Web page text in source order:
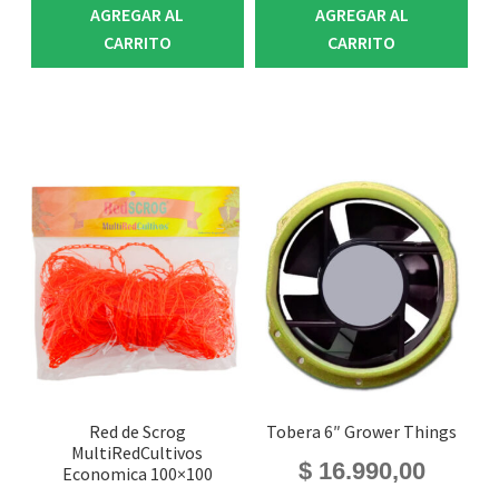
AGREGAR AL
CARRITO
AGREGAR AL
CARRITO
Red de Scrog
MultiRedCultivos
Economica 100×100
Tobera 6″ Grower Things
$16.990,00